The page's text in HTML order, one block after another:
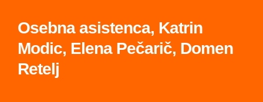
Osebna asistenca, Katrin
Modic, Elena Pečarič, Domen
Retelj